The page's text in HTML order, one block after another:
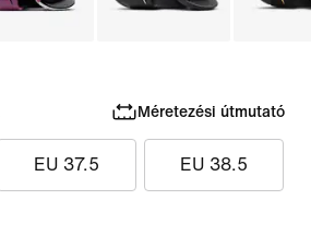
Méretezési útmutató
EU 37.5 EU 38.5